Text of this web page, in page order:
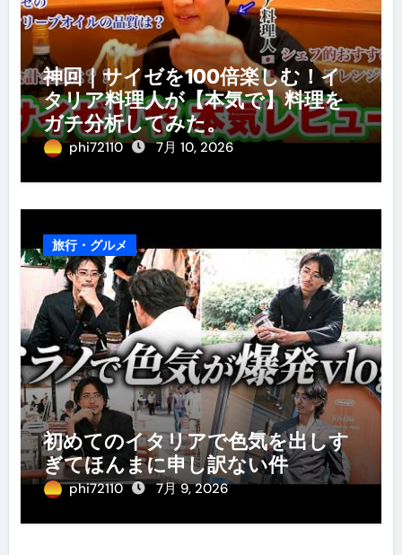
神回｜サイゼを100倍楽しむ！イ
タリア料理人が【本気で】料理を
ガチ分析してみた。
phi72110 7月 10, 2026
旅行・グルメ
初めてのイタリアで色気を出しす
ぎてほんまに申し訳ない件
phi72110 7月 9, 2026